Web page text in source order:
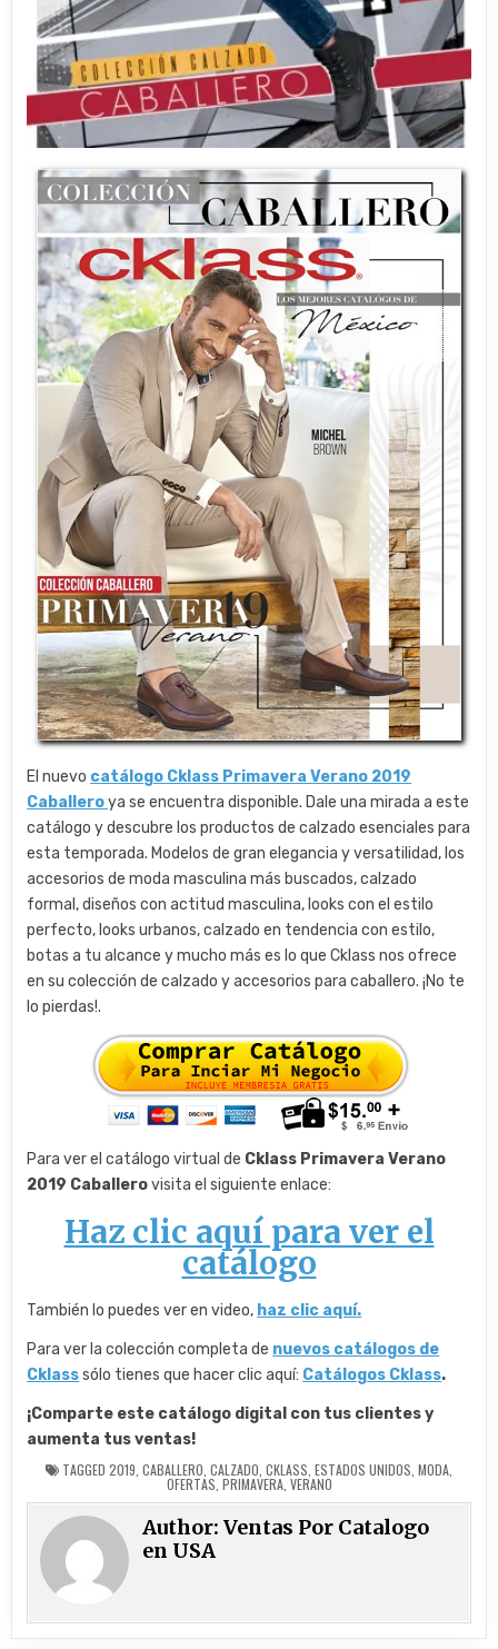
El nuevo catálogo Cklass Primavera Verano 2019
Caballeroya se encuentra disponible. Dale una mirada a este
catálogo y descubre los productos de calzado esenciales para
esta temporada. Modelos de gran elegancia y versatilidad, los
accesorios de moda masculina más buscados, calzado
formal, diseños con actitud masculina, looks con el estilo
perfecto, looks urbanos, calzado en tendencia con estilo,
botas a tu alcance y mucho más es lo que Cklass nos ofrece
en su colección de calzado y accesorios para caballero. ¡No te
lo pierdas!.
Para ver el catálogo virtual de Cklass Primavera Verano
2019 Caballerovisita el siguiente enlace:
Haz clic aquí para ver el
catálogo
También lo puedes ver en video, haz clic aquí.
Para ver la colección completa de nuevos catálogos de
Cklasssólo tienes que hacer clic aquí: Catálogos Cklass.
¡Comparte este catálogo digital con tus clientes y
aumenta tus ventas!
TAGGED 2019 CABALLERO CALZADO CKLASS ESTADOS UNIDOS MODA
OFERTAS PRIMAVERA, VERANO
Author:Ventas Por Catalogo
en USA